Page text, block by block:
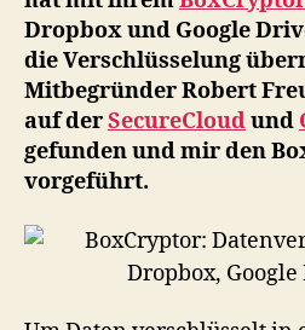
Dropbox und Google
die Verschlüsselung
Mitbegründer Robert
auf derSecureCloudund
gefunden und mir den
vorgeführt.